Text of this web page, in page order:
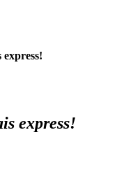
express!
express!